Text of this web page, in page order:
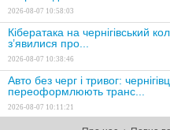
2026-08-07 10:58:03
Кібератака на чернігівський
з’явилися про...
2026-08-07 10:38:46
Авто без черг і тривог:
переоформлюють транс...
2026-08-07 10:11:21